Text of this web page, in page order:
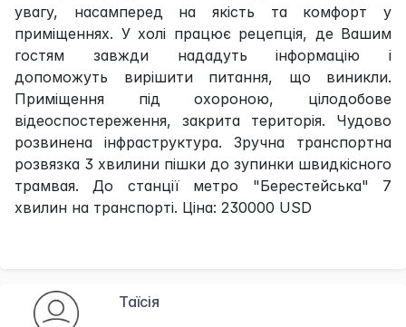
увагу, насамперед на якість та комфорт у
приміщеннях. У холі працює рецепція, де Вашим
гостям завжди нададуть інформацію і
допоможуть вирішити питання, що виникли.
Приміщення під охороною, цілодобове
відеоспостереження, закрита територія. Чудово
розвинена інфраструктура. Зручна транспортна
розвязка 3 хвилини пішки до зупинки швидкісного
трамвая. До станції метро "Берестейська" 7
хвилин на транспорті. Ціна: 230000 USD
Таїсія